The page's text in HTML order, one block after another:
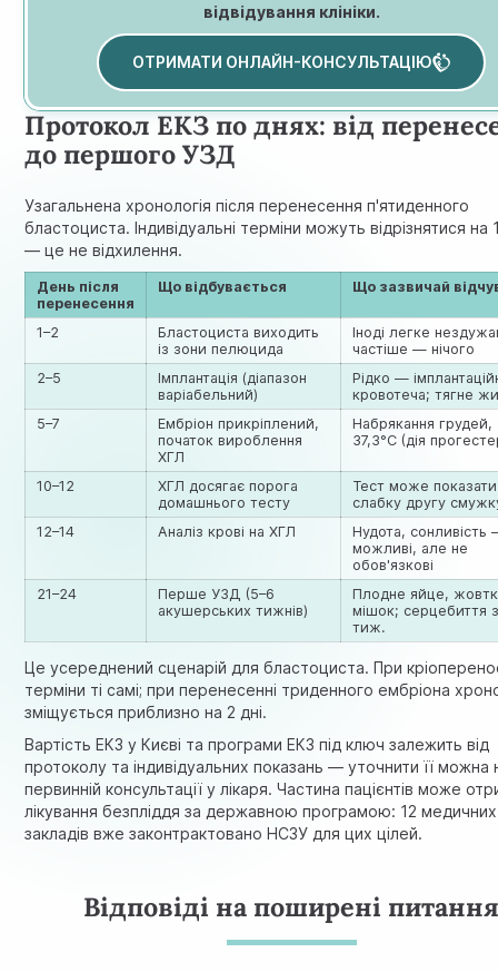
відвідування клініки.
ОТРИМАТИ ОНЛАЙН-КОНСУЛЬТАЦІЮ
Протокол ЕКЗ по днях: від
до першого УЗД
Узагальнена хронологія після перенесення п'ятиденного
бластоциста. Індивідуальні терміни можуть відрізнятися на
— це не відхилення.
День після
перенесення
Що відбувається Що зазвичай
1–2
Бластоциста виходить
із зони пелюцида
Іноді легке
частіше — нічого
2–5
Імплантація (діапазон
варіабельний)
Рідко —
кровотеча; тягне
5–7
Ембріон прикріплений,
початок вироблення
ХГЛ
Набрякання грудей,
37,3°C (дія
10–12
ХГЛ досягає порога
домашнього тесту
Тест може показати
слабку другу
12–14
Аналіз крові на ХГЛ
Нудота, сонливість
можливі, але не
обов'язкові
21–24
Перше УЗД (5–6
акушерських тижнів)
Плодне яйце,
мішок; серцебиття
тиж.
Це усереднений сценарій для бластоциста. При
терміни ті самі; при перенесенні триденного ембріона
зміщується приблизно на 2 дні.
Вартість ЕКЗ у Києві та програми ЕКЗ під ключ залежить від
протоколу та індивідуальних показань — уточнити її можна
первинній консультації у лікаря. Частина пацієнтів може
лікування безпліддя за державною програмою: 12 медичних
закладіввже законтрактовано НСЗУ для цих цілей.
Відповіді на поширені